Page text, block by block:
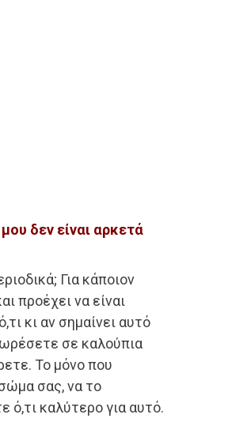
δεν είναι αρκετά
Για κάποιον
προέχει να είναι
κι αν σημαίνει αυτό
σε καλούπια
Το μόνο που
σας, να το
ό,τι καλύτερο για αυτό.